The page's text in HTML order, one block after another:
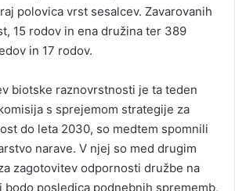
polovica vrst sesalcev. Zavarovanih
15 rodov in ena družina ter 389
in 17 rodov.
biotske raznovrstnosti je ta teden
s sprejemom strategije za
do leta 2030, so medtem spomnili
narave. V njej so med drugim
zagotovitev odpornosti družbe na
posledica podnebnih sprememb,